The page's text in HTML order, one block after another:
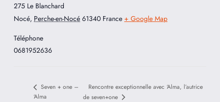
275 Le Blanchard
Nocé, Perche-en-Nocé 61340 France + Google Map
Téléphone
0681952636
Seven + one –
‘Alma
Rencontre exceptionnelle avec ‘Alma, l’autrice
de seven+one